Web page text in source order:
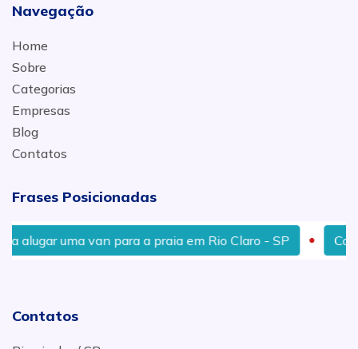
Navegação
Home
Sobre
Categorias
Empresas
Blog
Contatos
Frases Posicionadas
van para a praia em Rio Claro - SP Contrato
Contatos